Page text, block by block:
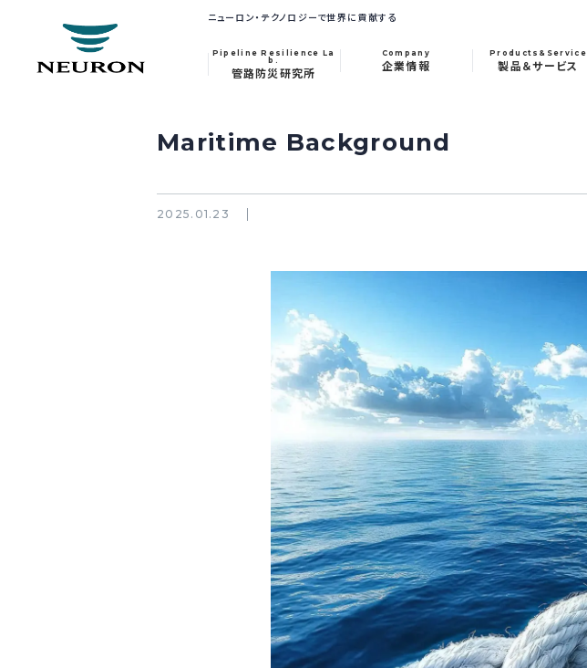
ニューロン・テクノロジーで世界に貢献する
Pipeline Resilience La
b.
管路防災研究所
Company
企業情報
Products&Service
製品＆サービス
Maritime Background
2025.01.23